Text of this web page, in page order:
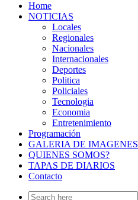
Home
NOTICIAS
Locales
Regionales
Nacionales
Internacionales
Deportes
Politica
Policiales
Tecnologia
Economia
Entretenimiento
Programación
GALERIA DE IMAGENES
QUIENES SOMOS?
TAPAS DE DIARIOS
Contacto
Search